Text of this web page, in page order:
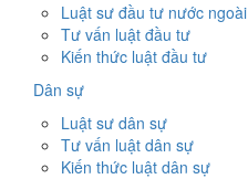
Luật sư đầu tư nước ngoài
Tư vấn luật đầu tư
Kiến thức luật đầu tư
Dân sự
Luật sư dân sự
Tư vấn luật dân sự
Kiến thức luật dân sự